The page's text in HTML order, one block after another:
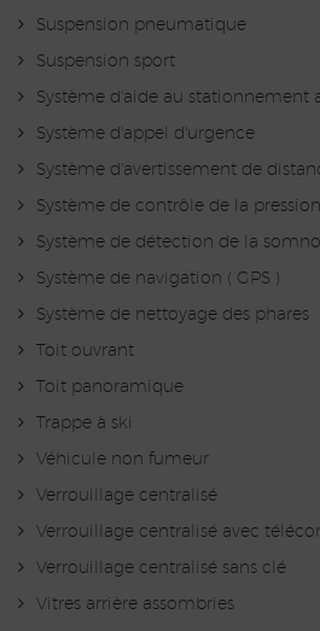
Suspension pneumatique
Suspension sport
Système d'aide au stationnement
Système d'appel d'urgence
Système d'avertissement de
Système de contrôle de la
Système de détection de la
Système de navigation ( GPS )
Système de nettoyage des phares
Toit ouvrant
Toit panoramique
Trappe à ski
Véhicule non fumeur
Verrouillage centralisé
Verrouillage centralisé avec
Verrouillage centralisé sans clé
Vitres arrière assombries